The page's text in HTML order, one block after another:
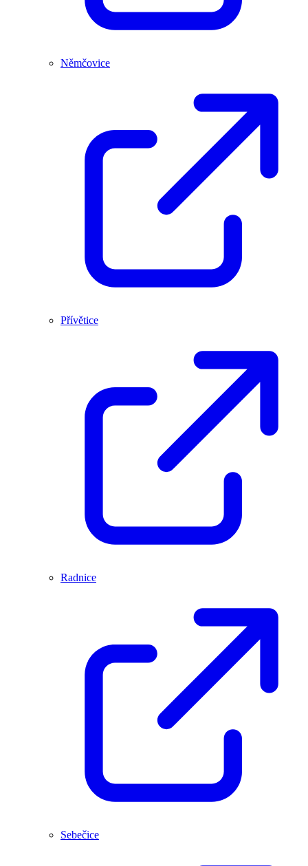
Němčovice
Přívětice
Radnice
Sebečice